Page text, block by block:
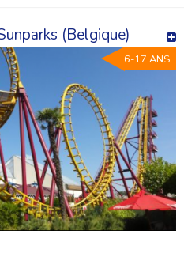
(Belgique)
6-17 ANS